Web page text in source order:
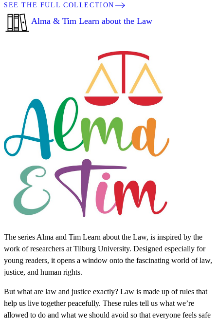
SEE THE FULL COLLECTION
Alma & Tim Learn about the Law
The series Alma and Tim Learn about the Law, is inspired by the
work of researchers at Tilburg University. Designed especially for
young readers, it opens a window onto the fascinating world of law,
justice, and human rights.
But what are law and justice exactly? Law is made up of rules that
help us live together peacefully. These rules tell us what we’re
allowed to do and what we should avoid so that everyone feels safe